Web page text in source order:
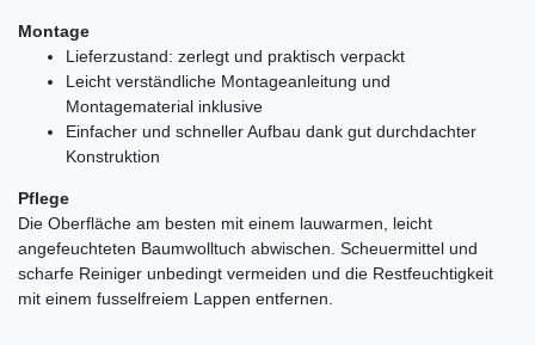
Montage
Lieferzustand: zerlegt und praktisch verpackt
Leicht verständliche Montageanleitung und
Montagematerial inklusive
Einfacher und schneller Aufbau dank gut durchdachter
Konstruktion
Pflege
Die Oberfläche am besten mit einem lauwarmen, leicht
angefeuchteten Baumwolltuch abwischen. Scheuermittel und
scharfe Reiniger unbedingt vermeiden und die Restfeuchtigkeit
mit einem fusselfreiem Lappen entfernen.